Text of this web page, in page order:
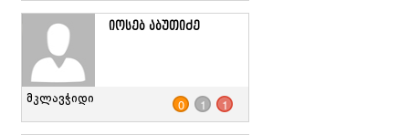
იოსებ აბუთიძე
მკლავჭიდი 0 1 1